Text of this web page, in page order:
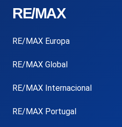
RE/MAX
RE/MAX Europa
RE/MAX Global
RE/MAX Internacional
RE/MAX Portugal